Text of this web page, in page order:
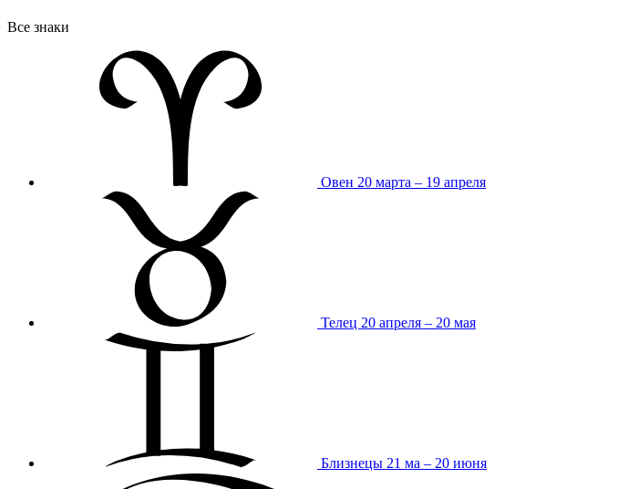
Все знаки
Овен 20 марта – 19 апреля
Телец 20 апреля – 20 мая
Близнецы 21 ма – 20 июня